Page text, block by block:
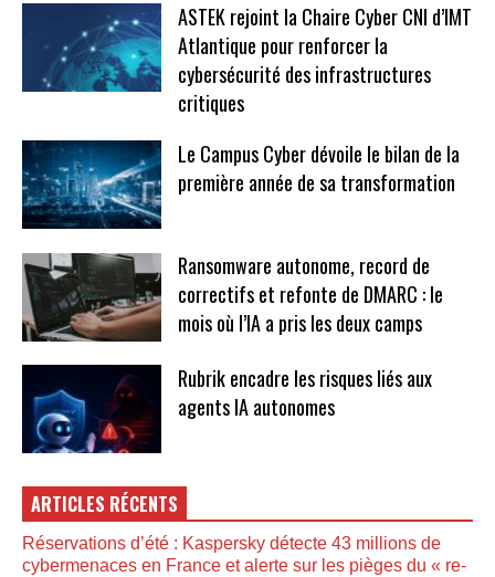
ASTEK rejoint la Chaire Cyber CNI d’IMT
Atlantique pour renforcer la
cybersécurité des infrastructures
critiques
Le Campus Cyber dévoile le bilan de la
première année de sa transformation
Ransomware autonome, record de
correctifs et refonte de DMARC : le
mois où l’IA a pris les deux camps
Rubrik encadre les risques liés aux
agents IA autonomes
ARTICLES RÉCENTS
Réservations d’été : Kaspersky détecte 43 millions de
cybermenaces en France et alerte sur les pièges du « re-